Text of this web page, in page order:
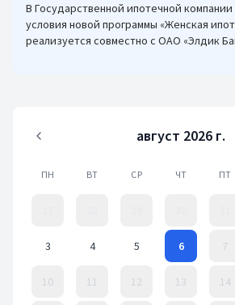
В Государственной ипотечной
условия новой программы «Женская
реализуется совместно с ОАО «Элдик
август 2026 г.
ПН ВТ СР ЧТ ПТ
3 4 5 6 7
10 11 12 13 14